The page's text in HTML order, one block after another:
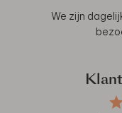
We zijn